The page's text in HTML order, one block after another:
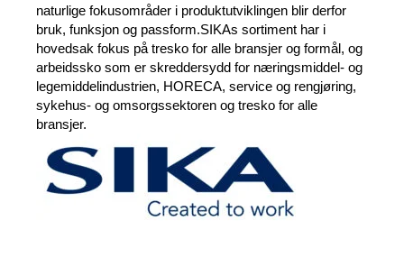
naturlige fokusområder i produktutviklingen blir derfor
bruk, funksjon og passform.SIKAs sortiment har i
hovedsak fokus på tresko for alle bransjer og formål, og
arbeidssko som er skreddersydd for næringsmiddel- og
legemiddelindustrien, HORECA, service og rengjøring,
sykehus- og omsorgssektoren og tresko for alle
bransjer.